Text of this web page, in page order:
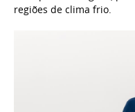
regiões de clima frio.